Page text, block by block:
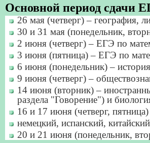
Основной период сдачи
26 мая (четверг) – география,
30 и 31 мая (понедельник,
2 июня (четверг) – ЕГЭ по
3 июня (пятница) – ЕГЭ по
6 июня (понедельник) –
9 июня (четверг) –
14 июня (вторник) –
раздела "Говорение") и
16 и 17 июня (четверг,
немецкий, испанский,
20 и 21 июня (понедельник,